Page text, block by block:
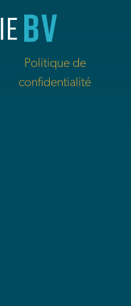
Politique de
confidentialité